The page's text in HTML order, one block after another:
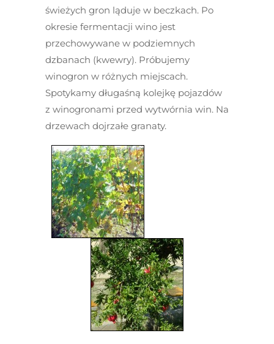
świeżych gron ląduje w beczkach. Po
okresie fermentacji wino jest
przechowywane w podziemnych
dzbanach (kwewry). Próbujemy
winogron w różnych miejscach.
Spotykamy długaśną kolejkę pojazdów
z winogronami przed wytwórnia win. Na
drzewach dojrzałe granaty.